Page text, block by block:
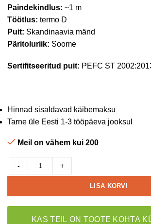
Paindekindlus: ~1 m
Töötlus: termo D
Puit: Skandinaavia mänd
Päritoluriik: Soome
Sertifitseeritud puit: PEFC ST
Hinnad sisaldavad käibemaksu
Tarne üle Eesti 1-3 tööpäeva jooksul
Meil on vähem kui 200
- +
LISA KORVI
KAS TEIL ON TOOTE KOHTA